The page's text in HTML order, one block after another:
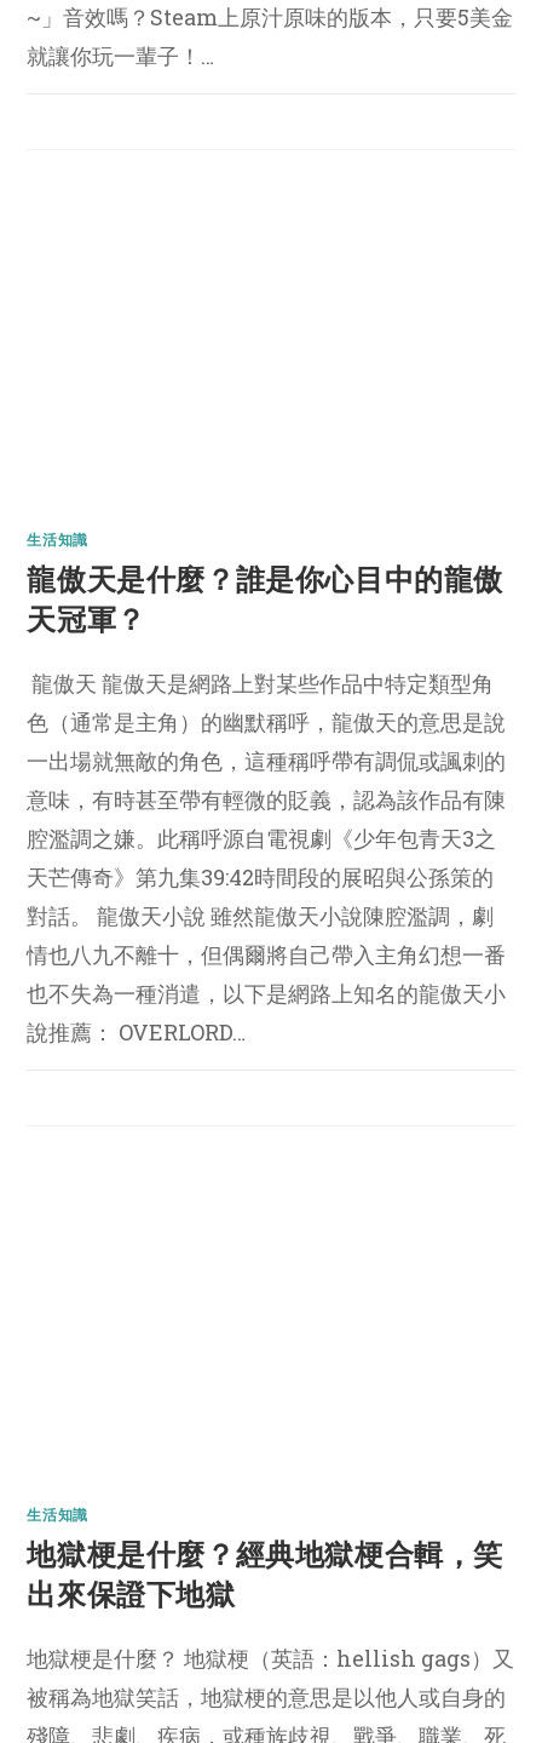
~」音效嗎？Steam上原汁原味的版本，只要5美金
就讓你玩一輩子！…
生活知識
龍傲天是什麼？誰是你心目中的龍傲
天冠軍？
龍傲天 龍傲天是網路上對某些作品中特定類型角
色（通常是主角）的幽默稱呼，龍傲天的意思是說
一出場就無敵的角色，這種稱呼帶有調侃或諷刺的
意味，有時甚至帶有輕微的貶義，認為該作品有陳
腔濫調之嫌。此稱呼源自電視劇《少年包青天3之
天芒傳奇》第九集39:42時間段的展昭與公孫策的
對話。 龍傲天小說 雖然龍傲天小說陳腔濫調，劇
情也八九不離十，但偶爾將自己帶入主角幻想一番
也不失為一種消遣，以下是網路上知名的龍傲天小
說推薦： OVERLORD…
生活知識
地獄梗是什麼？經典地獄梗合輯，笑
出來保證下地獄
地獄梗是什麼？ 地獄梗（英語：hellish gags）又
被稱為地獄笑話，地獄梗的意思是以他人或自身的
殘障、悲劇、疾病，或種族歧視、戰爭、職業、死